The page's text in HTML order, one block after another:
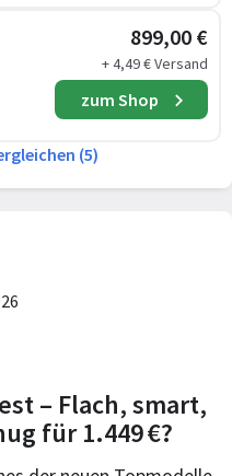
899,00 €
+ 4,49 € Versand
zum Shop
(5)
– Flach, smart,
für 1.449 €?